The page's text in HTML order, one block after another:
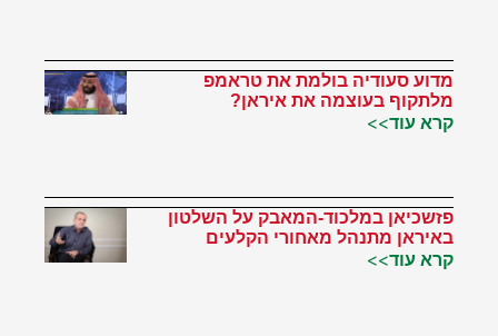
מדוע סעודיה בולמת את טראמפ
מלתקוף בעוצמה את איראן?
קרא עוד>>
פזשכיאן במלכוד-המאבק על השלטון
באיראן מתנהל מאחורי הקלעים
קרא עוד>>